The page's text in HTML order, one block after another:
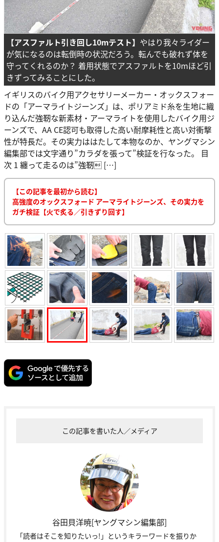
【アスファルト引き回し10mテスト】 やはり我々ライダー
が気になるのは転倒時の状況だろう。転んでも破れず体を
守ってくれるのか？ 着用状態でアスファルトを10mほど引
きずってみることにした。
イギリスのバイク用アクセサリーメーカー・オックスフォー
ドの「アーマライトジーンズ」は、ポリアミド糸を生地に織
り込んだ強靭な新素材・アーマライトを使用したバイク用ジ
ーンズで、AA CE認可も取得した高い耐摩耗性と高い対衝撃
性が特長だ。その実力ははたして本物なのか、ヤングマシン
編集部では文字通り”カラダを張って”検証を行なった。 目
次 1 纏って走るのは”強靭 […]
【この記事を最初から読む】
高強度のオックスフォード アーマライトジーンズ、その実力を
ガチ検証【火で炙る／引きずり回す】
この記事を書いた人／メディア
谷田貝洋暁[ヤングマシン編集部]
「読者はそこを知りたいっ!」というキラーワードを振りか